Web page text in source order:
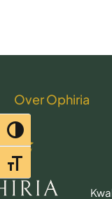
Toggle hoog contrast
Toggle
Over Ophiria